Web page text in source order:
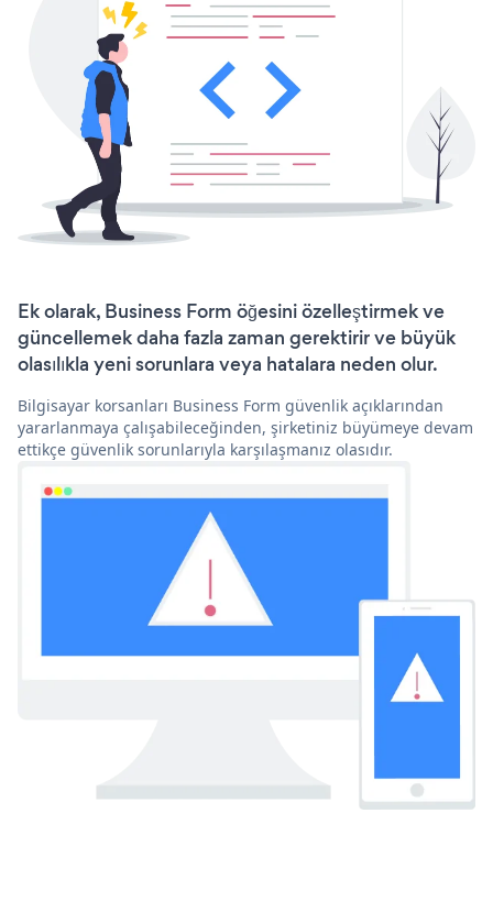
Ek olarak, Business Form öğesini özelleştirmek ve
güncellemek daha fazla zaman gerektirir ve büyük
olasılıkla yeni sorunlara veya hatalara neden olur.
Bilgisayar korsanları Business Form güvenlik açıklarından
yararlanmaya çalışabileceğinden, şirketiniz büyümeye devam
ettikçe güvenlik sorunlarıyla karşılaşmanız olasıdır.